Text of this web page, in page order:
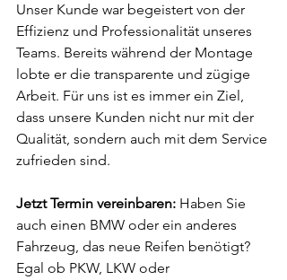
Unser Kunde war begeistert von der
Effizienz und Professionalität unseres
Teams. Bereits während der Montage
lobte er die transparente und zügige
Arbeit. Für uns ist es immer ein Ziel,
dass unsere Kunden nicht nur mit der
Qualität, sondern auch mit dem Service
zufrieden sind.
Jetzt Termin vereinbaren: Haben Sie
auch einen BMW oder ein anderes
Fahrzeug, das neue Reifen benötigt?
Egal ob PKW, LKW oder